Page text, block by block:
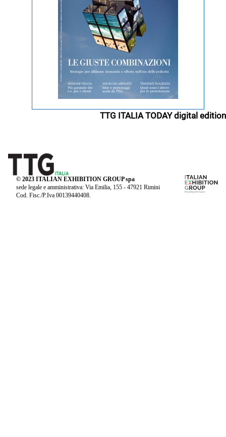
TTG ITALIA TODAY digital edition
© 2023 ITALIAN EXHIBITION GROUP spa
sede legale e amministrativa: Via Emilia, 155 - 47921 Rimini
Cod. Fisc./P.Iva 00139440408.